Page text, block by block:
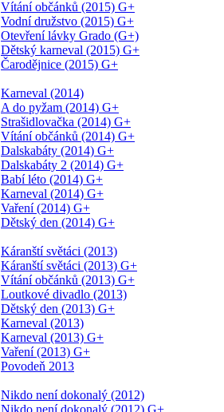
Vítání občánků (2015) G+
Vodní družstvo (2015) G+
Otevření lávky Grado (G+)
Dětský karneval (2015) G+
Čarodějnice (2015) G+
Karneval (2014)
A do pyžam (2014) G+
Strašidlovačka (2014) G+
Vítání občánků (2014) G+
Dalskabáty (2014) G+
Dalskabáty 2 (2014) G+
Babí léto (2014) G+
Karneval (2014) G+
Vaření (2014) G+
Dětský den (2014) G+
Káranští světáci (2013)
Káranští světáci (2013) G+
Vítání občánků (2013) G+
Loutkové divadlo (2013)
Dětský den (2013) G+
Karneval (2013)
Karneval (2013) G+
Vaření (2013) G+
Povodeň 2013
Nikdo není dokonalý (2012)
Nikdo není dokonalý (2012) G+